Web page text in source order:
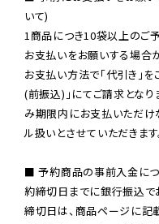
いて)
1商品につき10袋以上のご
お支払いをお願いする場合
お支払い方法で「代引き」
(前振込)」にてご請求となり
み期限内にお支払いただけ
ル扱いとさせていただきます
■ 予約商品の事前入金に
約締切日までに銀行振込で
締切日は、商品ページに記